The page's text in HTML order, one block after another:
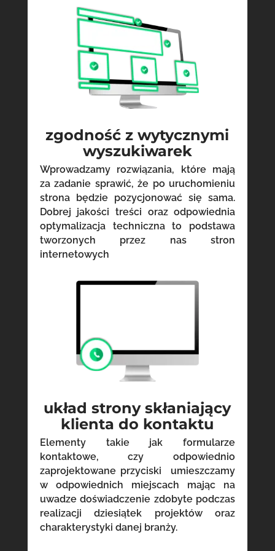
zgodność z wytycznymi
wyszukiwarek
Wprowadzamy rozwiązania, które mają
za zadanie sprawić, że po uruchomieniu
strona będzie pozycjonować się sama.
Dobrej jakości treści oraz odpowiednia
optymalizacja techniczna to podstawa
tworzonych przez nas stron
internetowych
układ strony skłaniający
klienta do kontaktu
Elementy takie jak formularze
kontaktowe, czy odpowiednio
zaprojektowane przyciski umieszczamy
w odpowiednich miejscach mając na
uwadze doświadczenie zdobyte podczas
realizacji dziesiątek projektów oraz
charakterystyki danej branży.